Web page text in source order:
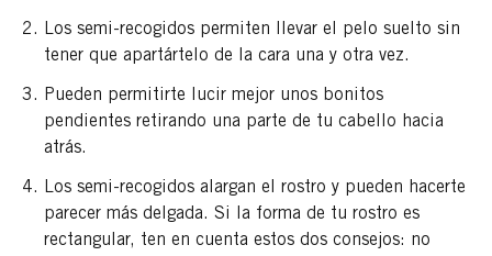
Los semi-recogidos permiten llevar el pelo suelto sin
tener que apartártelo de la cara una y otra vez.
Pueden permitirte lucir mejor unos bonitos
pendientes retirando una parte de tu cabello hacia
atrás.
Los semi-recogidos alargan el rostro y pueden hacerte
parecer más delgada. Si la forma de tu rostro es
rectangular, ten en cuenta estos dos consejos: no